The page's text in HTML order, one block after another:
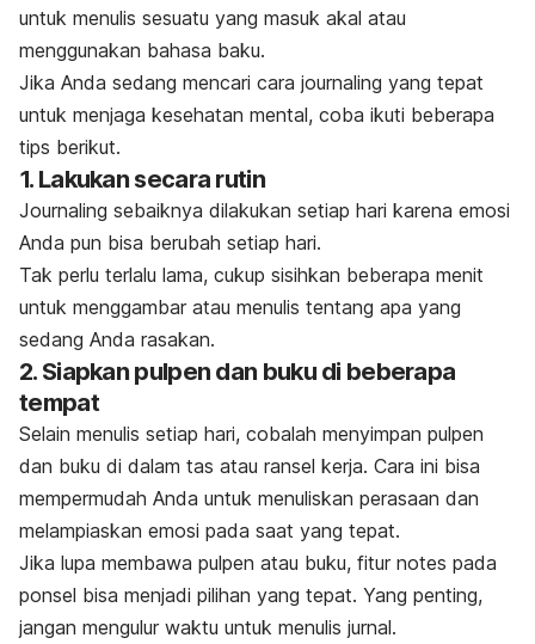
untuk menulis sesuatu yang masuk akal atau
menggunakan bahasa baku.
Jika Anda sedang mencari cara journaling yang tepat
untuk menjaga kesehatan mental, coba ikuti beberapa
tips berikut.
1. Lakukan secara rutin
Journaling sebaiknya dilakukan setiap hari karena emosi
Anda pun bisa berubah setiap hari.
Tak perlu terlalu lama, cukup sisihkan beberapa menit
untuk menggambar atau menulis tentang apa yang
sedang Anda rasakan.
2. Siapkan pulpen dan buku di beberapa
tempat
Selain menulis setiap hari, cobalah menyimpan pulpen
dan buku di dalam tas atau ransel kerja. Cara ini bisa
mempermudah Anda untuk menuliskan perasaan dan
melampiaskan emosi pada saat yang tepat.
Jika lupa membawa pulpen atau buku, fitur notes pada
ponsel bisa menjadi pilihan yang tepat. Yang penting,
jangan mengulur waktu untuk menulis jurnal.